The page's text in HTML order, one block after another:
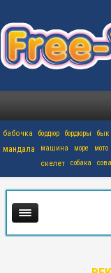
бабочка бордюр бордюры бык
мандала машина море мото
скелет собака сова